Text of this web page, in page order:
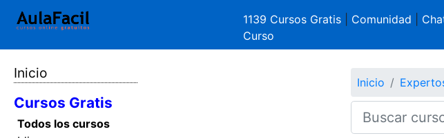
1139 Cursos Gratis Comunidad
Curso
Inicio
Cursos Gratis
Todos los cursos
Inicio